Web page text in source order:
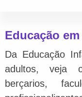
Educação
Da Educação
adultos, veja
berçarios,